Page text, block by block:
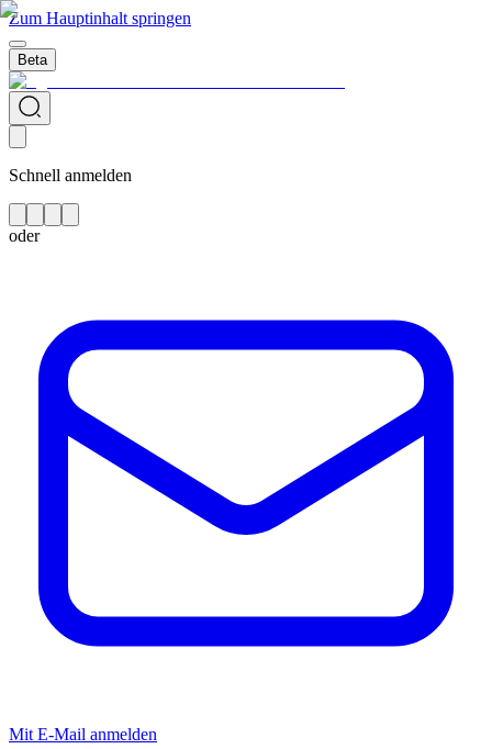
Zum Hauptinhalt springen
Beta
Schnell anmelden
oder
Mit E-Mail anmelden